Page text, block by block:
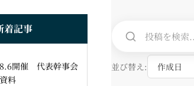
着記事
8.6開催 代表幹事会
資料
並び替え: